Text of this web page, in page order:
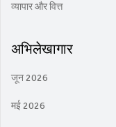
व्यापार और वित्त
अभिलेखागार
जून 2026
मई 2026